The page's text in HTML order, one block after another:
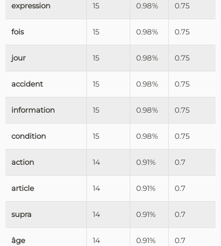
expression 15 0.98% 0.75
fois 15 0.98% 0.75
jour 15 0.98% 0.75
accident 15 0.98% 0.75
information 15 0.98% 0.75
condition 15 0.98% 0.75
action 14 0.91% 0.7
article 14 0.91% 0.7
supra 14 0.91% 0.7
âge 14 0.91% 0.7